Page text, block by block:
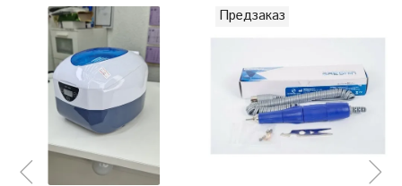
Предзаказ